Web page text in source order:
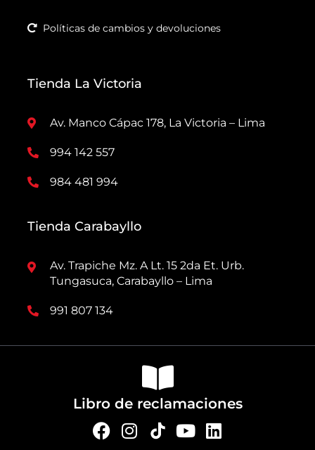
Políticas de cambios y devoluciones
Tienda La Victoria
Av. Manco Cápac 178, La Victoria – Lima
994 142 557
984 481 994
Tienda Carabayllo
Av. Trapiche Mz. A Lt. 15 2da Et. Urb.
Tungasuca, Carabayllo – Lima
991 807 134
Libro de reclamaciones
F
I
Y
L